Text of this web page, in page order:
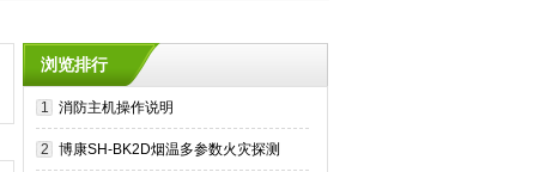
浏览排行
1 消防主机操作说明
2
博康SH-BK2D烟温多参数火灾探测